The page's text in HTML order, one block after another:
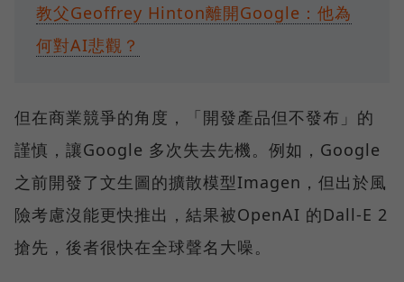
教父Geoffrey Hinton離開Google：他為
何對AI悲觀？
但在商業競爭的角度，「開發產品但不發布」的
謹慎，讓Google 多次失去先機。例如，Google
之前開發了文生圖的擴散模型Imagen，但出於風
險考慮沒能更快推出，結果被OpenAI 的Dall-E 2
搶先，後者很快在全球聲名大噪。